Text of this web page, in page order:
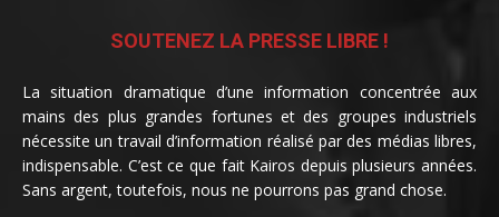
SOUTENEZ LA PRESSE LIBRE !
La situation dramatique d’une information concentrée aux
mains des plus grandes fortunes et des groupes industriels
nécessite un travail d’information réalisé par des médias libres,
indispensable. C’est ce que fait Kairos depuis plusieurs années.
Sans argent, toutefois, nous ne pourrons pas grand chose.